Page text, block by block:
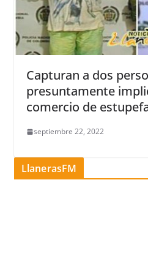
Capturan a dos
presuntamente
comercio de
septiembre 22, 2022
LlanerasFM